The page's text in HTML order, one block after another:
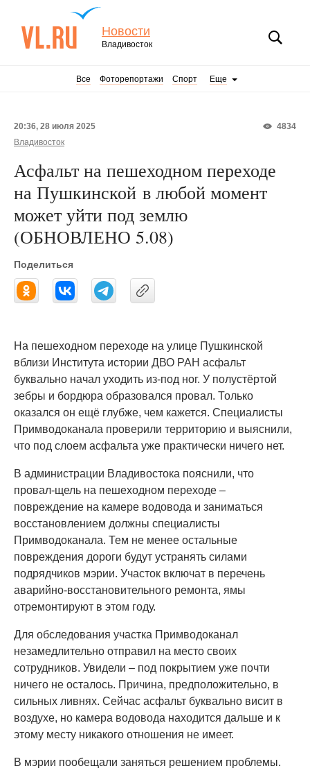
Новости
Владивосток
Все Фоторепортажи Спорт Еще
4834
20:36, 28 июля 2025
Владивосток
Асфальт на пешеходном переходе
на Пушкинской в любой момент
может уйти под землю
(ОБНОВЛЕНО 5.08)
Поделиться
На пешеходном переходе на улице Пушкинской
вблизи Института истории ДВО РАН асфальт
буквально начал уходить из-под ног. У полустёртой
зебры и бордюра образовался провал. Только
оказался он ещё глубже, чем кажется. Специалисты
Примводоканала проверили территорию и выяснили,
что под слоем асфальта уже практически ничего нет.
В администрации Владивостока пояснили, что
провал-щель на пешеходном переходе –
повреждение на камере водовода и заниматься
восстановлением должны специалисты
Примводоканала. Тем не менее остальные
повреждения дороги будут устранять силами
подрядчиков мэрии. Участок включат в перечень
аварийно-восстановительного ремонта, ямы
отремонтируют в этом году.
Для обследования участка Примводоканал
незамедлительно отправил на место своих
сотрудников. Увидели – под покрытием уже почти
ничего не осталось. Причина, предположительно, в
сильных ливнях. Сейчас асфальт буквально висит в
воздухе, но камера водовода находится дальше и к
этому месту никакого отношения не имеет.
В мэрии пообещали заняться решением проблемы.